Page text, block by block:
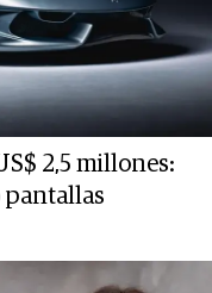
2,5 millones:
pantallas